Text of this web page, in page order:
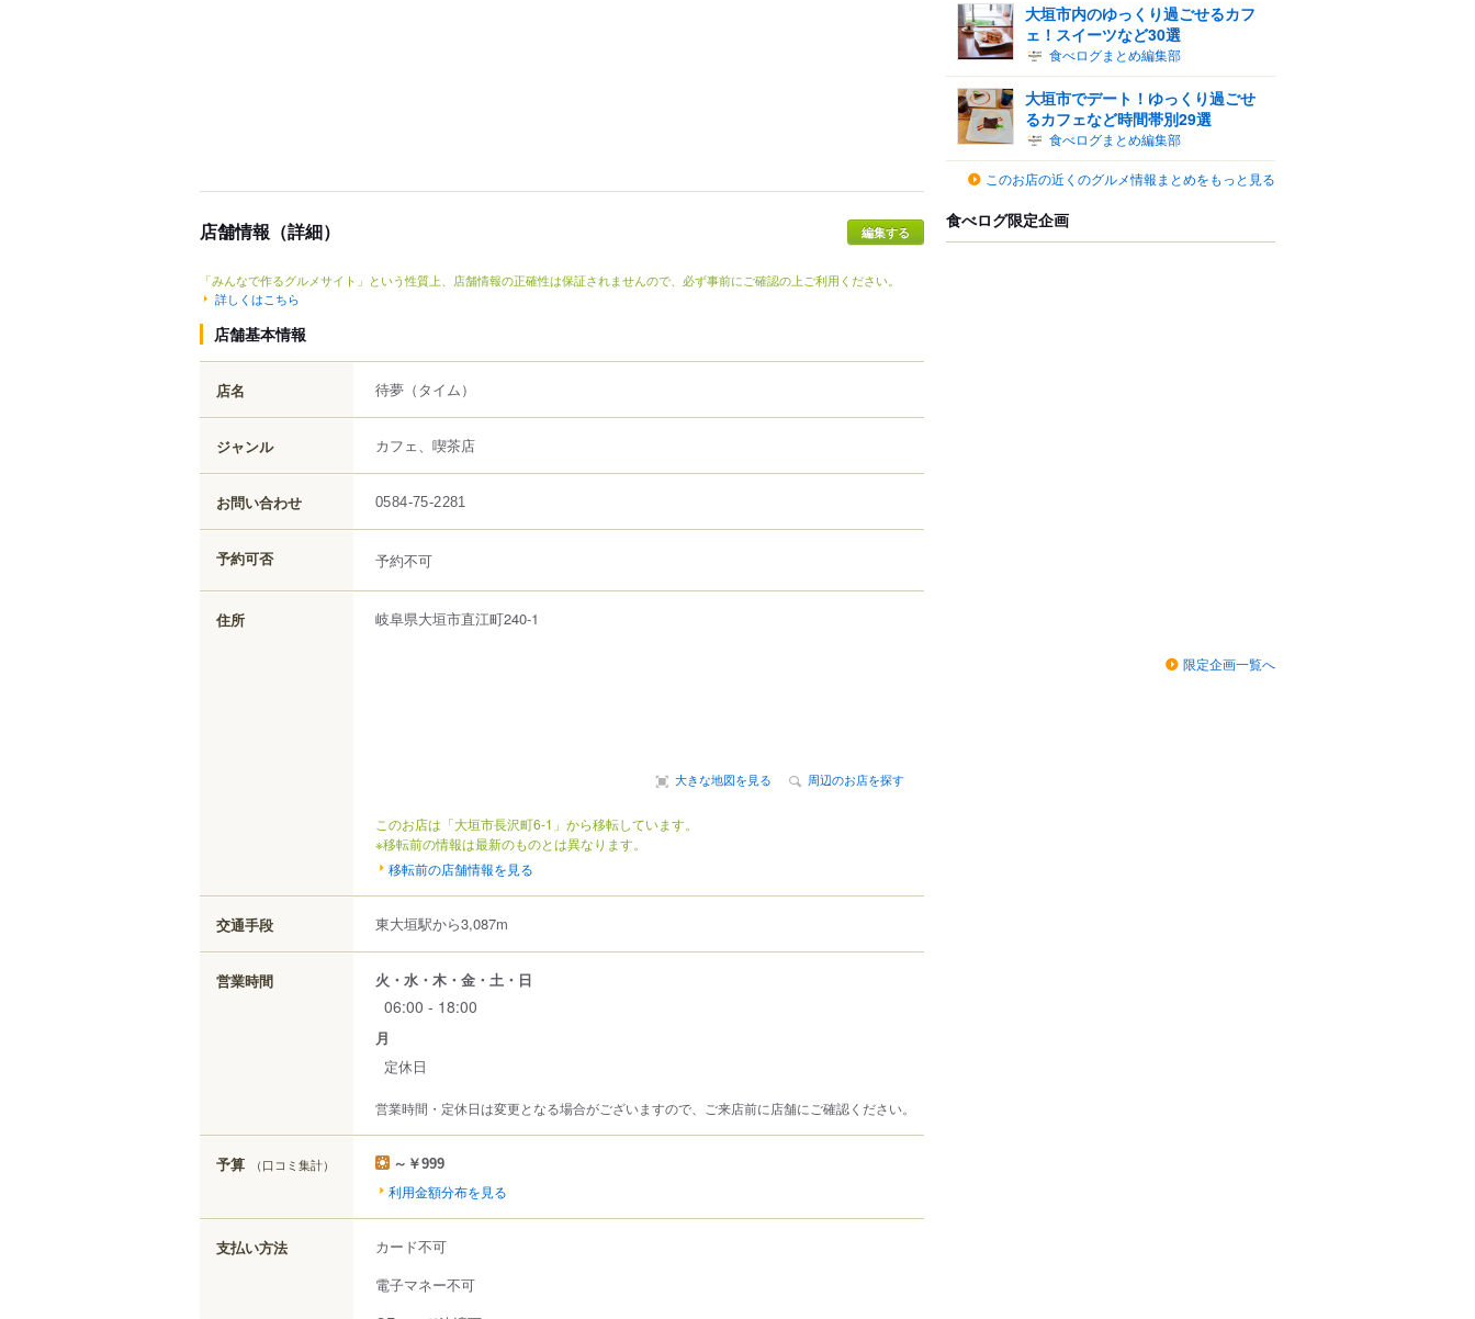
店舗情報（詳細）
「みんなで作るグルメサイト」という性質上、店舗情報の正確性は保証されませんので、必ず事前にご確認の上ご利用ください。
詳しくはこちら
店舗基本情報
店名 待夢 （タイム）
ジャンル カフェ、喫茶店
お問い合わせ 0584-75-2281
予約可否 予約不可
住所 岐阜県大垣市直江町240-1
大きな地図を見る 周辺のお店を探す
このお店は「大垣市長沢町6-1」から移転しています。
※移転前の情報は最新のものとは異なります。
移転前の店舗情報を見る
交通手段 東大垣駅から3,087m
営業時間 火・水・木・金・土・日
06:00 - 18:00
月
定休日
営業時間・定休日は変更となる場合がございますので、ご来店前に店舗にご確認ください。
予算 （口コミ集計） ～￥999
利用金額分布を見る
支払い方法
カード不可
電子マネー不可
大垣市内のゆっくり過ごせるカフ
ェ！スイーツなど30選
食べログまとめ編集部
大垣市でデート！ゆっくり過ごせ
るカフェなど時間帯別29選
食べログまとめ編集部
このお店の近くのグルメ情報まとめをもっと見る
食べログ限定企画
限定企画一覧へ